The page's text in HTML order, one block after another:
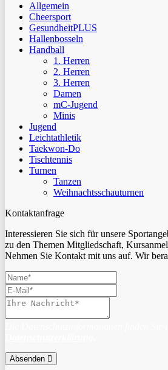
Allgemein
Cheersport
GesundheitPLUS
Hallenbosseln
Handball
1. Herren
2. Herren
3. Herren
Damen
mC-Jugend
Minis
Jugend
Leichtathletik
Taekwon-Do
Tischtennis
Turnen
Tanzen
Weihnachtsschauturnen
Kontaktanfrage
Interessieren Sie sich für unsere
zu den Themen Mitgliedschaft,
Nehmen Sie Kontakt mit uns auf. Wir
Absenden